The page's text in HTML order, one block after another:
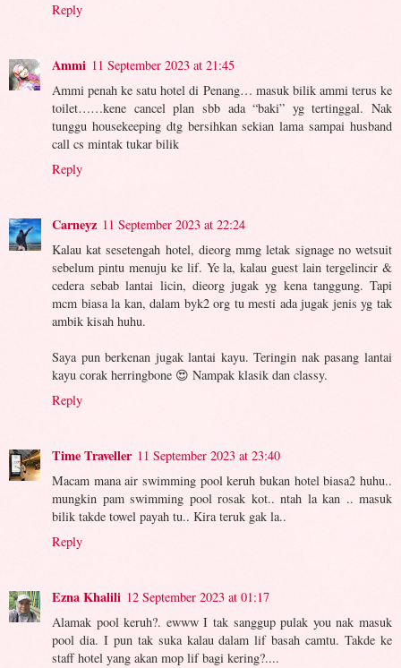
Reply
Ammi 11 September 2023 at 21:45
Ammi penah ke satu hotel di Penang… masuk bilik ammi terus ke
toilet……kene cancel plan sbb ada “baki” yg tertinggal. Nak
tunggu housekeeping dtg bersihkan sekian lama sampai husband
call cs mintak tukar bilik
Reply
Carneyz 11 September 2023 at 22:24
Kalau kat sesetengah hotel, dieorg mmg letak signage no wetsuit
sebelum pintu menuju ke lif. Ye la, kalau guest lain tergelincir &
cedera sebab lantai licin, dieorg jugak yg kena tanggung. Tapi
mcm biasa la kan, dalam byk2 org tu mesti ada jugak jenis yg tak
ambik kisah huhu.
Saya pun berkenan jugak lantai kayu. Teringin nak pasang lantai
kayu corak herringbone 😍 Nampak klasik dan classy.
Reply
Time Traveller 11 September 2023 at 23:40
Macam mana air swimming pool keruh bukan hotel biasa2 huhu..
mungkin pam swimming pool rosak kot.. ntah la kan .. masuk
bilik takde towel payah tu.. Kira teruk gak la..
Reply
Ezna Khalili 12 September 2023 at 01:17
Alamak pool keruh?. ewww I tak sanggup pulak you nak masuk
pool dia. I pun tak suka kalau dalam lif basah camtu. Takde ke
staff hotel yang akan mop lif bagi kering?....